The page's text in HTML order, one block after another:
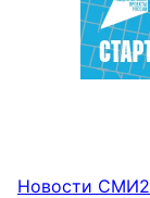
Новости СМИ2